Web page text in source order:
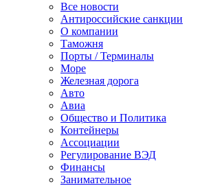
Все новости
Антироссийские санкции
О компании
Таможня
Порты / Терминалы
Море
Железная дорога
Авто
Авиа
Общество и Политика
Контейнеры
Ассоциации
Регулирование ВЭД
Финансы
Занимательное